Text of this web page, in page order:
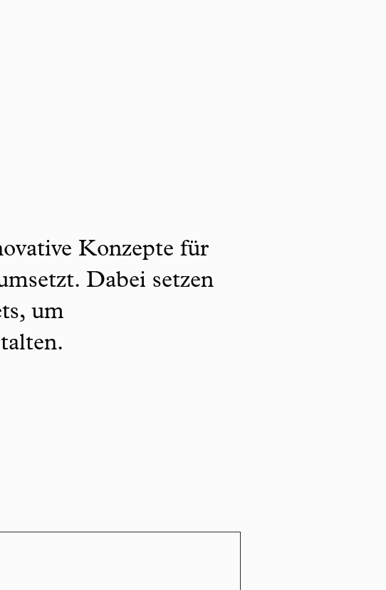
Konzepte für
Dabei setzen
um